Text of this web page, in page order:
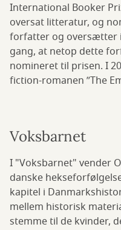
International Booker
oversat litteratur, og
forfatter og oversætter
gang, at netop dette
nomineret til prisen. I
fiction-romanen ”The
Voksbarnet
I "Voksbarnet" vender
danske
kapitel i
mellem historisk
stemme til de kvinder,